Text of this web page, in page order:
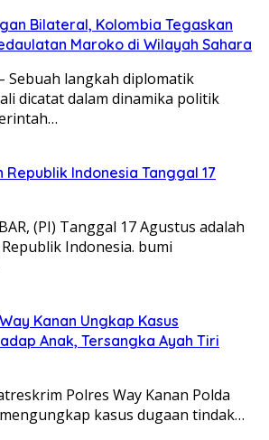
Bilateral, Kolombia Tegaskan
Maroko di Wilayah Sahara
Sebuah langkah diplomatik
dicatat dalam dinamika politik
Indonesia Tanggal 17
(PI) Tanggal 17 Agustus adalah
Indonesia. bumi
Kanan Ungkap Kasus
Anak, Tersangka Ayah Tiri
Polres Way Kanan Polda
kasus dugaan tindak…